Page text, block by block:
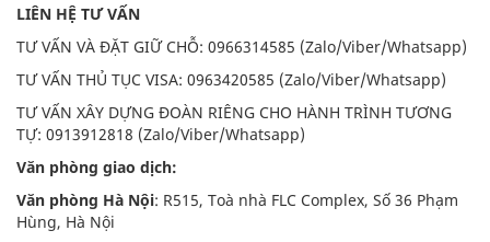
LIÊN HỆ TƯ VẤN
TƯ VẤN VÀ ĐẶT GIỮ CHỖ: 0966314585 (Zalo/Viber/Whatsapp)
TƯ VẤN THỦ TỤC VISA: 0963420585 (Zalo/Viber/Whatsapp)
TƯ VẤN XÂY DỰNG ĐOÀN RIÊNG CHO HÀNH TRÌNH TƯƠNG
TỰ: 0913912818 (Zalo/Viber/Whatsapp)
Văn phòng giao dịch:
Văn phòng Hà Nội: R515, Toà nhà FLC Complex, Số 36 Phạm
Hùng, Hà Nội